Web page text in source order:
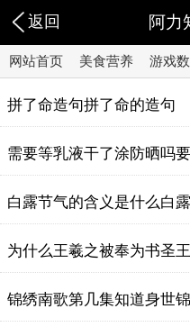
返回 阿力
网站首页 美食营养 游戏
拼了命造句拼了命的造句
需要等乳液干了涂防晒吗
白露节气的含义是什么白
为什么王羲之被奉为书圣
锦绣南歌第几集知道身世